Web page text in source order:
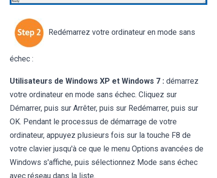
Redémarrez votre ordinateur en mode sans
échec :
Utilisateurs de Windows XP et Windows 7 : démarrez
votre ordinateur en mode sans échec. Cliquez sur
Démarrer, puis sur Arrêter, puis sur Redémarrer, puis sur
OK. Pendant le processus de démarrage de votre
ordinateur, appuyez plusieurs fois sur la touche F8 de
votre clavier jusqu'à ce que le menu Options avancées de
Windows s'affiche, puis sélectionnez Mode sans échec
avec réseau dans la liste.